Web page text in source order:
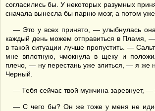
согласились бы. У некоторых разумных
сначала вынесла бы парню мозг, а потом
— Это у всех принято, — улыбнулась
каждый день можем отправиться в Пламя, —
в такой ситуации лучше пропустить. —
мне вплотную, чмокнула в щеку и
плечо, — ну перестань уже злиться, — я же
Черный.
— Тебя сейчас твой мужчина заревнует, —
— С чего бы? Он же тоже у меня не